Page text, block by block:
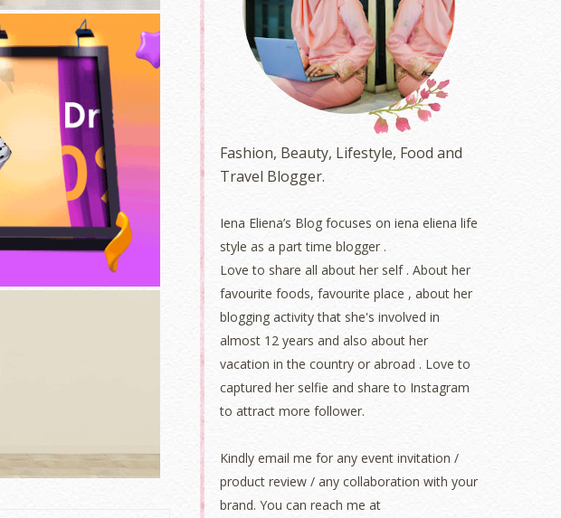
Fashion, Beauty, Lifestyle, Food and
Travel Blogger.
Iena Eliena’s Blog focuses on iena eliena life
style as a part time blogger .
Love to share all about her self . About her
favourite foods, favourite place , about her
blogging activity that she's involved in
almost 12 years and also about her
vacation in the country or abroad . Love to
captured her selfie and share to Instagram
to attract more follower.
Kindly email me for any event invitation /
product review / any collaboration with your
brand. You can reach me at